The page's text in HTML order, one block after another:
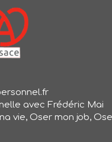
avec Frédéric Mai
vie, Oser mon job,